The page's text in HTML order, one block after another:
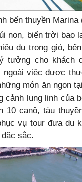
bến thuyền Marina
non, biển trời bao
du trong gió,
tưởng cho khách
ngoài việc được
món ăn ngon
cảnh lung linh của
10 canô, tàu
vụ tour đưa du
sắc.